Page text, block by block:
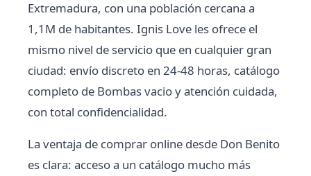
Extremadura, con una población cercana a
1,1M de habitantes. Ignis Love les ofrece el
mismo nivel de servicio que en cualquier gran
ciudad: envío discreto en 24-48 horas, catálogo
completo de Bombas vacio y atención cuidada,
con total confidencialidad.
La ventaja de comprar online desde Don Benito
es clara: acceso a un catálogo mucho más